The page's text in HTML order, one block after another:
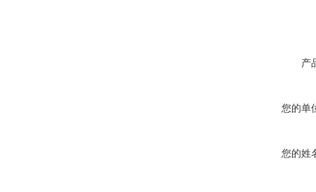
产
您的单
您的姓